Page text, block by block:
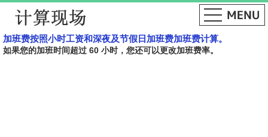
加班费按照小时工资和深夜及节假日加​​班费加班费计算。
如果您的加班时间超过 60 小时，您还可以更改加班费率。